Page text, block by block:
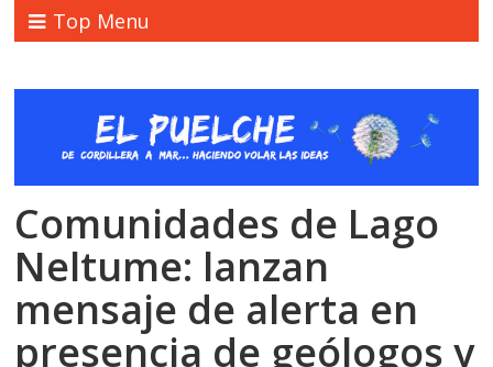
Top Menu
Comunidades de Lago
Neltume: lanzan
mensaje de alerta en
presencia de geólogos y